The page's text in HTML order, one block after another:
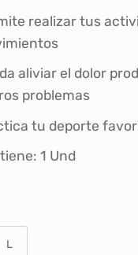
realizar tus
aliviar el dolor
problemas
tu deporte
1 Und
L